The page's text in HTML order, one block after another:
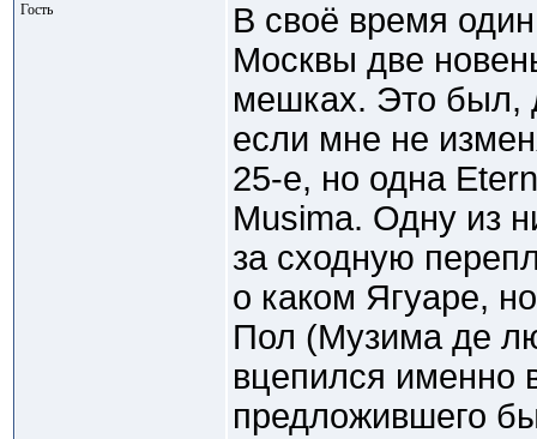
Гость
В своё время
Москвы две
мешках. Это был,
если мне не
25-е, но одна
Musima. Одну из
за сходную
о каком Ягуаре,
Пол (Музима де
вцепился именно
предложившего